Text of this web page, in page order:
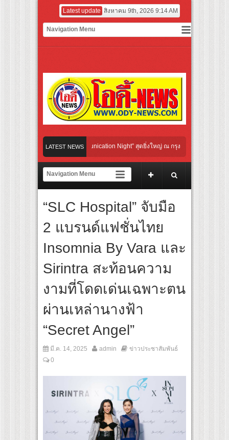
Latest update สิงหาคม 9th, 2026 9:14 AM
LATEST NEWS
Cultural Communication Night” สุดยิ่งใหญ่ ณ กรุงเทพฯ ขนทัพศิลปินชั้นนำ พร้อมก
งหวะแอโรบิกสุดมันส์ ในกิจกรรม “EM-ROBIC DANCE FOR MOM
าวที่สุดแห่งปีจาก NUUI Starathon 8.8 “บอส-โนอึล” เปิดประเดิมเคะ-เมะ สุดเซอร์ไ
เปิดเกมใหม่ในวงการการศึกษา เปิดตัว “SCA PLUS” แพลตฟอร์มการเรียนรู้
อดการลงทุนในธุรกิจการศึกษากว่า 100 ล้านบาท
เส้นทางจาการ์ตา-กรุงเทพฯ เสริม Air Connectivity ดึงนักท่องเที่ยวคุณภาพจากอิ
Cultural Communication Night” สุดยิ่งใหญ่ ณ กรุงเทพฯ ขนทัพศิลปินชั้นนำ พร้อมก
“SLC Hospital” จับมือ
2 แบรนด์แฟชั่นไทย
Insomnia By Vara และ
Sirintra สะท้อนความ
งามที่โดดเด่นเฉพาะตน
ผ่านเหล่านางฟ้า
“Secret Angel”
มี.ค. 14, 2025 admin
ข่าวประชาสัมพันธ์
0